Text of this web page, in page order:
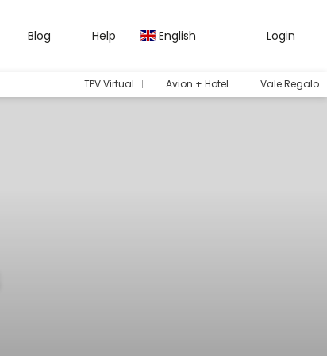
Blog Help English Login
TPV Virtual Avion + Hotel Vale Regalo